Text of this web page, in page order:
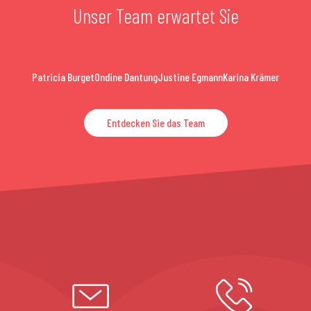
Unser Team erwartet Sie
Patricia BurgetOndine DantungJustine EgmannKarina Krämer
Entdecken Sie das Team